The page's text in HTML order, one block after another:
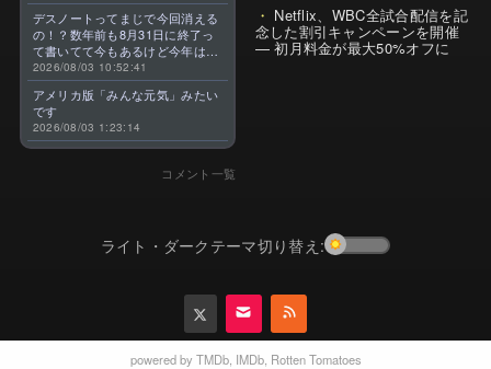
デスノートってまじで今回消える
の！？数年前も8月31日に終了っ
て書いてて今もあるけど今年はま
じのやつ！？よくわからん！！で
きればなくならないでほしい！平
成アニメを振り返らせてくれっ
っ！！！！！！！
2026/08/03 10:52:41
アメリカ版「みんな元気」みたい
です
2026/08/03 1:23:14
コメント一覧
Netflix、WBC全試合配信を記
念した割引キャンペーンを開催
— 初月料金が最大50%オフに
ライト・ダークテーマ切り替え:
powered by TMDb, IMDb, Rotten Tomatoes